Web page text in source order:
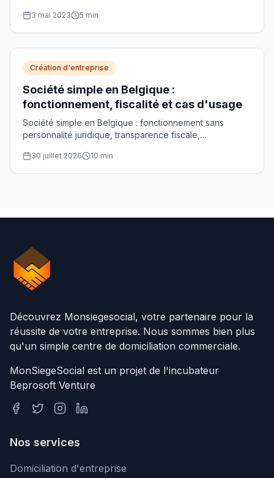
3 mai 2023 5 min
Création d'entreprise
Société simple en Belgique :
fonctionnement, fiscalité et cas d'usage
Société simple en Belgique : fonctionnement sans
personnalité juridique, transparence fiscale,
patrimoine.
30 juillet 2026 10 min
Découvrez Monsiegesocial, votre partenaire pour la
réussite de votre entreprise. Nous sommes bien plus
qu'un simple centre de domiciliation commerciale.
MonSiegeSocial est un projet de l'incubateur
Beprosoft Venture
Nos services
Domiciliation d'entreprise